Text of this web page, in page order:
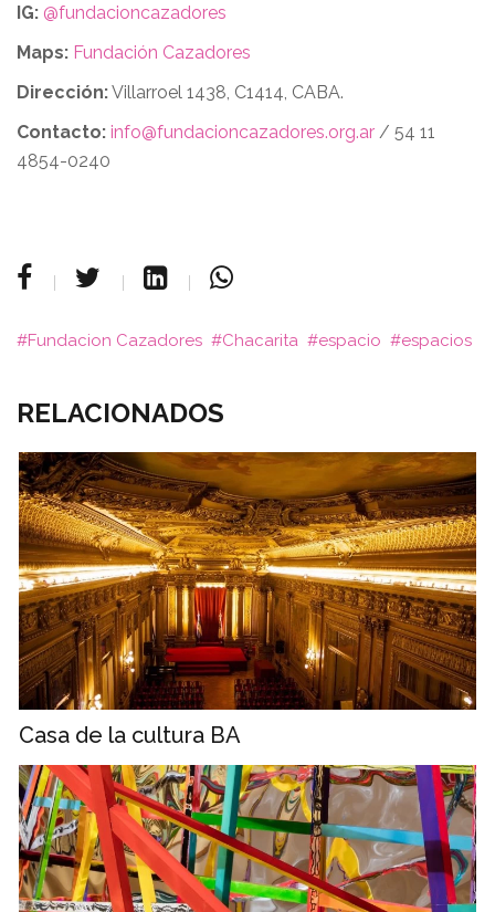
IG: @fundacioncazadores
Maps: Fundación Cazadores
Dirección:Villarroel 1438, C1414, CABA.
Contacto: info@fundacioncazadores.org.ar / 54 11
4854-0240
Fundacion Cazadores Chacarita espacio espacios
RELACIONADOS
Casa de la cultura BA